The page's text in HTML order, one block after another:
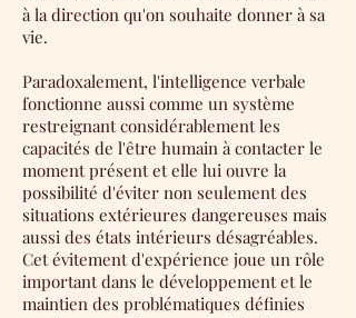
à la direction qu'on souhaite donner à sa
vie.
Paradoxalement, l'intelligence verbale
fonctionne aussi comme un système
restreignant considérablement les
capacités de l'être humain à contacter le
moment présent et elle lui ouvre la
possibilité d'éviter non seulement des
situations extérieures dangereuses mais
aussi des états intérieurs désagréables.
Cet évitement d'expérience joue un rôle
important dans le développement et le
maintien des problématiques définies